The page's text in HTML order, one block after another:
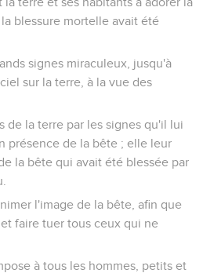
blessure mortelle avait été
signes miraculeux, jusqu'à
sur la terre, à la vue des
de la terre par les signes qu'il lui
présence de la bête ; elle leur
la bête qui avait été blessée par
l'image de la bête, afin que
faire tuer tous ceux qui ne
à tous les hommes, petits et